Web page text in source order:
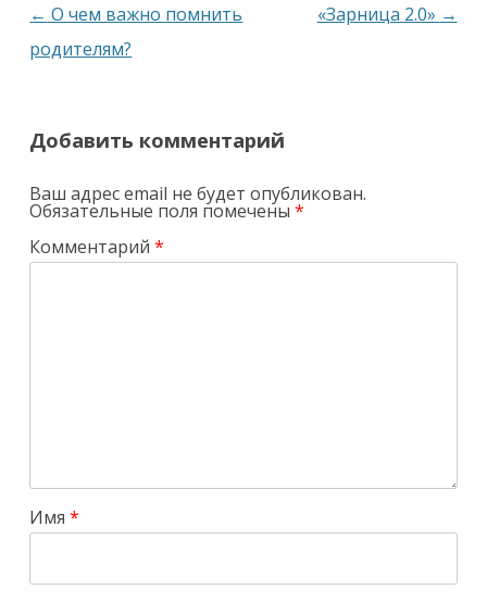
Навигация
по
← О чем важно помнить
родителям?
«Зарница 2.0» →
Добавить комментарий
Ваш адрес email не будет опубликован.
Обязательные поля помечены*
Комментарий*
Имя*